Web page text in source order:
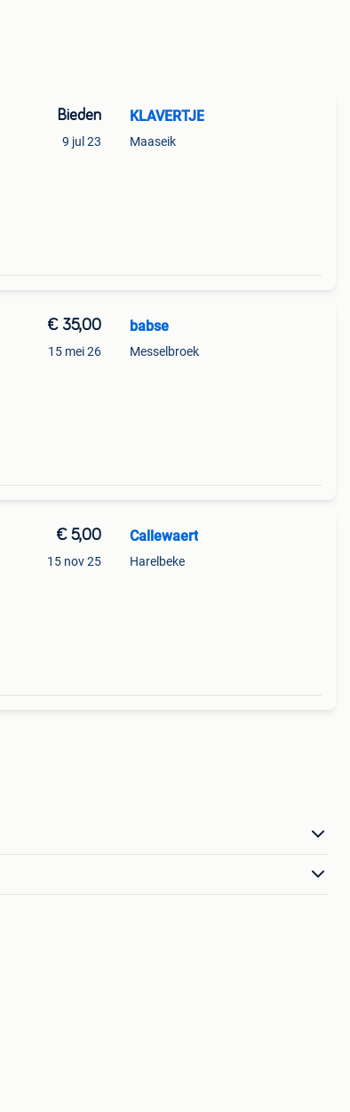
Bieden
9 jul 23
KLAVERTJE
Maaseik
€ 35,00
15 mei 26
babse
Messelbroek
€ 5,00
15 nov 25
Callewaert
Harelbeke